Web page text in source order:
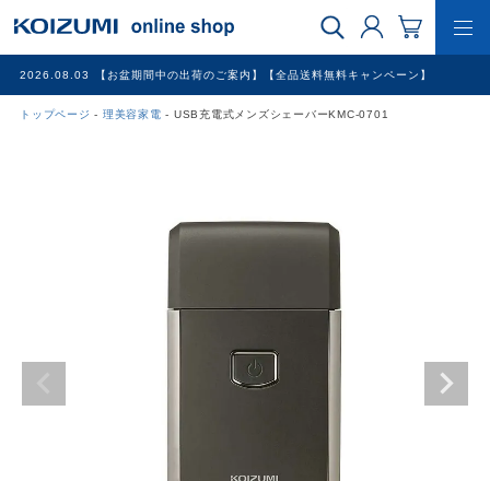
2026.08.03 【お盆期間中の出荷のご案内】【全品送料無料キャンペーン】
トップページ 理美容家電 USB充電式メンズシェーバーKMC-0701